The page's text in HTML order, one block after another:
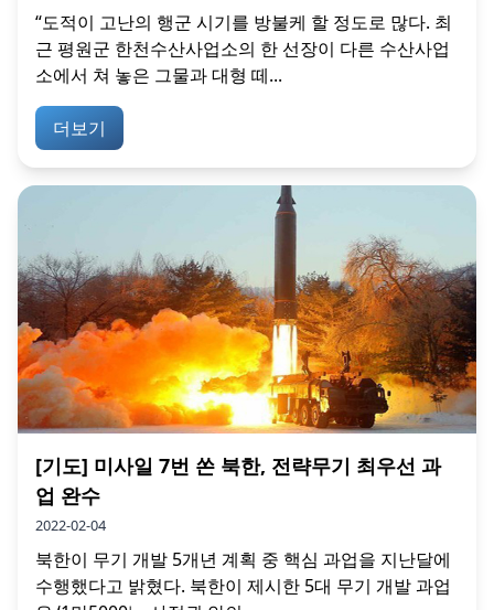
“도적이 고난의 행군 시기를 방불케 할 정도로 많다. 최
근 평원군 한천수산사업소의 한 선장이 다른 수산사업
소에서 쳐 놓은 그물과 대형 떼...
더보기
[기도] 미사일 7번 쏜 북한, 전략무기 최우선 과
업 완수
2022-02-04
북한이 무기 개발 5개년 계획 중 핵심 과업을 지난달에
수행했다고 밝혔다. 북한이 제시한 5대 무기 개발 과업